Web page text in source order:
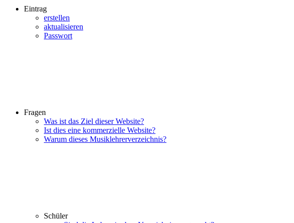
Eintrag
erstellen
aktualisieren
Passwort
Fragen
Was ist das Ziel dieser Website?
Ist dies eine kommerzielle Website?
Warum dieses Musiklehrerverzeichnis?
Schüler